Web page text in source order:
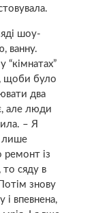
шоу-
ванну.
щоби було
два
але люди
– Я
лише
із
то сяду в
знову
і впевнена,